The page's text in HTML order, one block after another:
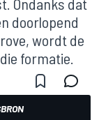
doorlopend
wordt de
formatie.